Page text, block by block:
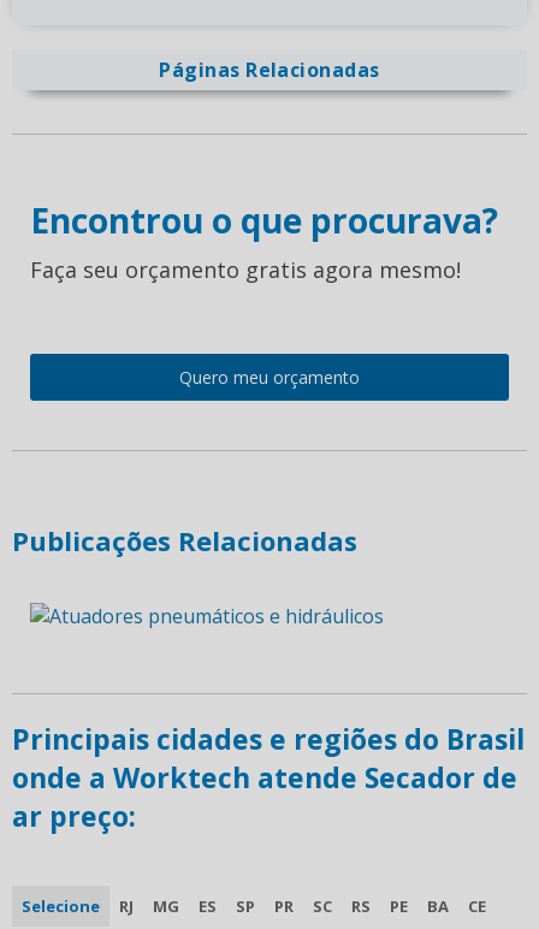
Páginas Relacionadas
Encontrou o que procurava?
Faça seu orçamento gratis agora mesmo!
Quero meu orçamento
Publicações Relacionadas
Principais cidades e regiões do Brasil
onde a Worktech atende Secador de
ar preço:
Selecione RJ MG ES SP PR SC RS PE BA
CE